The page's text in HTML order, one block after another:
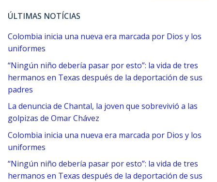
ÚLTIMAS NOTÍCIAS
Colombia inicia una nueva era marcada por Dios y los
uniformes
“Ningún niño debería pasar por esto”: la vida de tres
hermanos en Texas después de la deportación de sus
padres
La denuncia de Chantal, la joven que sobrevivió a las
golpizas de Omar Chávez
Colombia inicia una nueva era marcada por Dios y los
uniformes
“Ningún niño debería pasar por esto”: la vida de tres
hermanos en Texas después de la deportación de sus